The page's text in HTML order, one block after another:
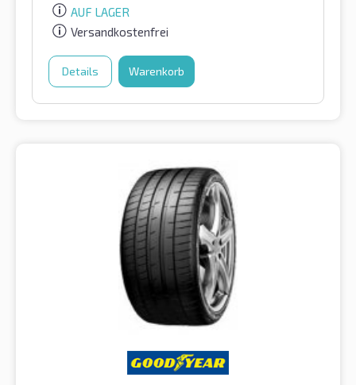
AUF LAGER
Versandkostenfrei
Details Warenkorb